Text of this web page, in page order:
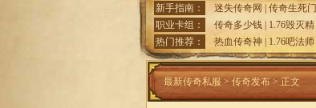
新手指南： 迷失传奇网 传奇生死门
职业卡组：
传奇多少钱 1.76毁灭精
热门推荐：
热血传奇神 1.76吧法师
最新传奇私服 > 传奇发布 > 正文